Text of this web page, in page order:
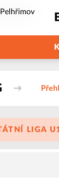
LIGA